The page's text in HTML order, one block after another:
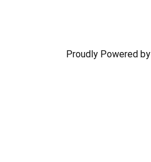
Proudly Powered by